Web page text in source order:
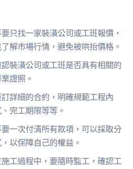
要只找一家裝潢公司或工班報價，
解市場行情，避免被哄抬價格。
裝潢公司或工班是否具有相關的
證照。
詳細的合約，明確規範工程內
完工期限等等。
要一次付清所有款項，可以採取分
以保障自己的權益。
工過程中，要隨時監工，確認工